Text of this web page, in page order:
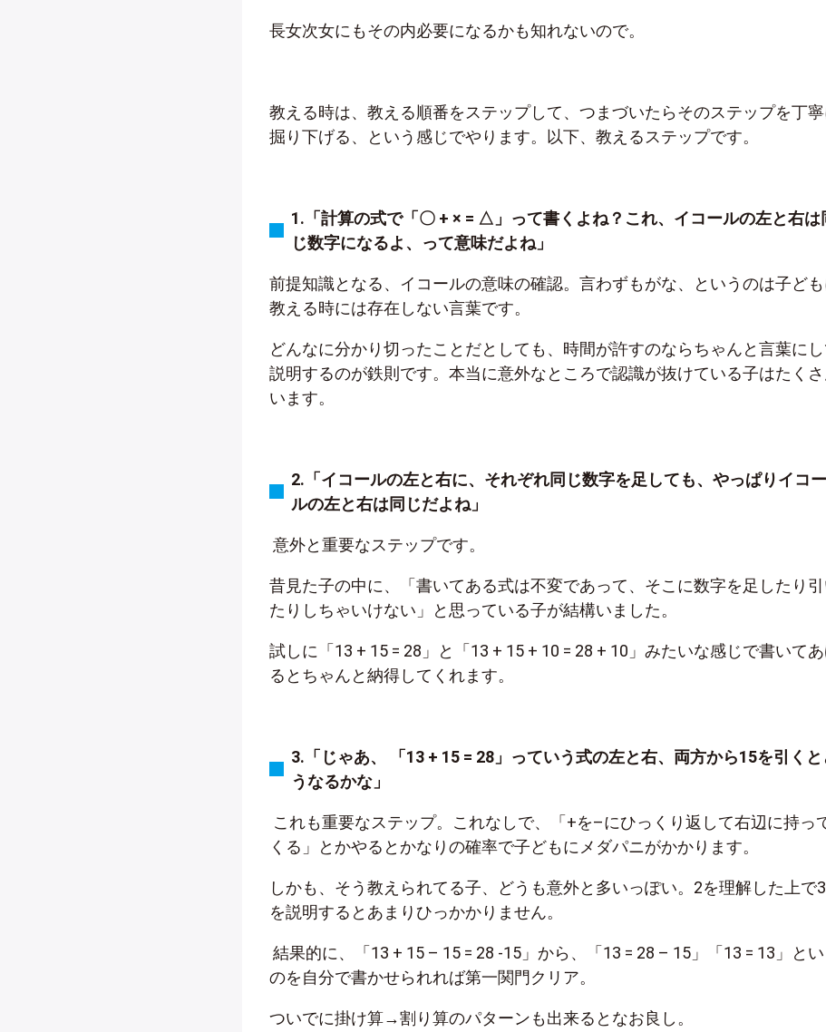
長女次女にもその内必要になるかも知れないので。
教える時は、教える順番をステップして、つまづいたらそのステップを丁寧
掘り下げる、という感じでやります。以下、教えるステップです。
1. 「計算の式で「〇 + × = △ 」って書くよね？これ、イコールの左と右は
じ数字になるよ、って意味だよね」
前提知識となる、イコールの意味の確認。言わずもがな、というのは子ども
教える時には存在しない言葉です。
どんなに分かり切ったことだとしても、時間が許すのならちゃんと言葉にし
説明するのが鉄則です。本当に意外なところで認識が抜けている子はたく
います。
2. 「イコールの左と右に、それぞれ同じ数字を足しても、やっぱりイコー
ルの左と右は同じだよね」
意外と重要なステップです。
昔見た子の中に、「書いてある式は不変であって、そこに数字を足したり
たりしちゃいけない」と思っている子が結構いました。
試しに「 13 + 15 = 28 」と「 13 + 15 + 10 = 28 + 10 」みたいな感じで書いて
るとちゃんと納得してくれます。
3. 「じゃあ、 「 13 + 15 = 28 」っていう式の左と右、両方から15を引くと
うなるかな」
これも重要なステップ。これなしで、「 +を–にひっくり返して右辺に持っ
くる」とかやるとかなりの確率で子どもにメダパニがかかります。
しかも、そう教えられてる子、どうも意外と多いっぽい。 2を理解した上で3
を説明するとあまりひっかかりません。
結果的に、「 13 + 15 – 15 = 28 -15 」から、「 13 = 28 – 15 」「 13 = 13 」と
のを自分で書かせられれば第一関門クリア。
ついでに掛け算→割り算のパターンも出来るとなお良し。